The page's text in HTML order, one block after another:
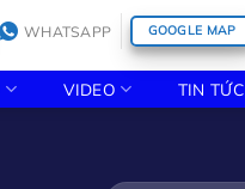
WHATSAPP GOOGLE MAP
VIDEO TIN TỨC